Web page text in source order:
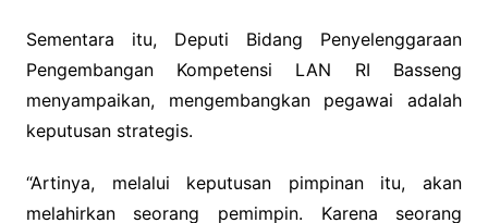
Sementara itu, Deputi Bidang Penyelenggaraan
Pengembangan Kompetensi LAN RI Basseng
menyampaikan, mengembangkan pegawai adalah
keputusan strategis.
“Artinya, melalui keputusan pimpinan itu, akan
melahirkan seorang pemimpin. Karena seorang